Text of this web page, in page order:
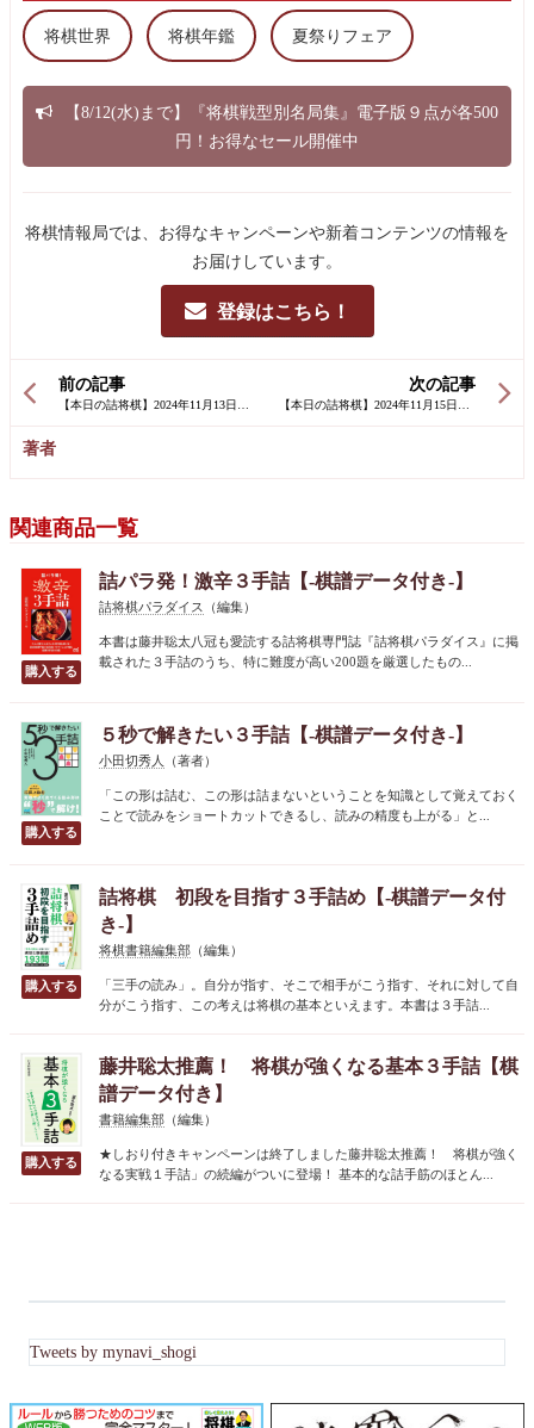
将棋世界 将棋年鑑 夏祭りフェア
【8/12(水)まで】『将棋戦型別名局集』電子版９点が各500
円！お得なセール開催中
将棋情報局では、お得なキャンペーンや新着コンテンツの情報を
お届けしています。
登録はこちら！
次の記事
前の記事
著者
関連商品一覧
詰パラ発！激辛３手詰【-棋譜データ付き-】
詰将棋パラダイス （編集）
本書は藤井聡太八冠も愛読する詰将棋専門誌『詰将棋パラダイス』に掲
載された３手詰のうち、特に難度が高い200題を厳選したもの...
５秒で解きたい３手詰【-棋譜データ付き-】
小田切秀人 （著者）
「この形は詰む、この形は詰まないということを知識として覚えておく
ことで読みをショートカットできるし、読みの精度も上がる」と...
詰将棋 初段を目指す３手詰め【-棋譜データ付
き-】
将棋書籍編集部 （編集）
「三手の読み」。自分が指す、そこで相手がこう指す、それに対して自
分がこう指す、この考えは将棋の基本といえます。本書は３手詰...
藤井聡太推薦！ 将棋が強くなる基本３手詰【棋
譜データ付き】
書籍編集部 （編集）
★しおり付きキャンペーンは終了しました藤井聡太推薦！ 将棋が強く
なる実戦１手詰」の続編がついに登場！ 基本的な詰手筋のほとん...
Tweets by mynavi_shogi